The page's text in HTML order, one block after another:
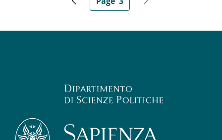
Previous pageCurrent pageNext page